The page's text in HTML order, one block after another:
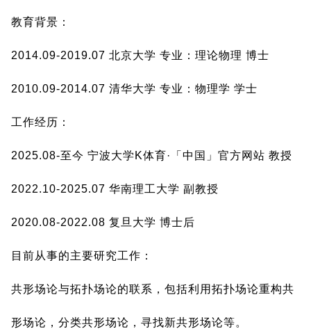
教育背景：
2014.09-2019.07 北京大学 专业：理论物理 博士
2010.09-2014.07 清华大学 专业：物理学 学士
工作经历：
2025.08-至今 宁波大学K体育·「中国」官方网站 教授
2022.10-2025.07 华南理工大学 副教授
2020.08-2022.08 复旦大学 博士后
目前从事的主要研究工作：
共形场论与拓扑场论的联系，包括利用拓扑场论重构共
形场论，分类共形场论，寻找新共形场论等。